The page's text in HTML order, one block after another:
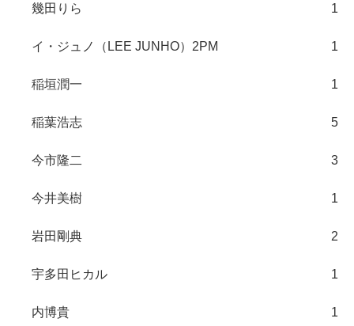
幾田りら 1
イ・ジュノ（LEE JUNHO）2PM 1
稲垣潤一 1
稲葉浩志 5
今市隆二 3
今井美樹 1
岩田剛典 2
宇多田ヒカル 1
内博貴 1